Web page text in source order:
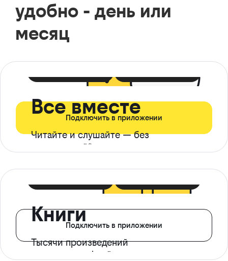
удобно - день или
месяц
Все вместе
Читайте и слушайте — без
ограничений*
Подключить в приложении
Книги
Тысячи произведений
с доступом офлайн
Подключить в приложении